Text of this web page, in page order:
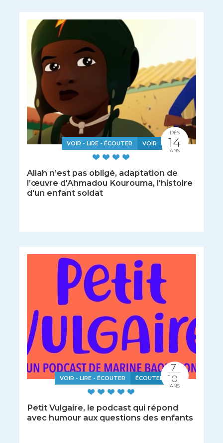
VOIR - LIRE - ÉCOUTER VOIR
Allah n’est pas obligé, adaptation de
l’œuvre d'Ahmadou Kourouma, l'histoire
d'un enfant soldat
DÈS
14
ANS
VOIR - LIRE - ÉCOUTER ÉCOUTER
Petit Vulgaire, le podcast qui répond
avec humour aux questions des enfants
7
10
ANS